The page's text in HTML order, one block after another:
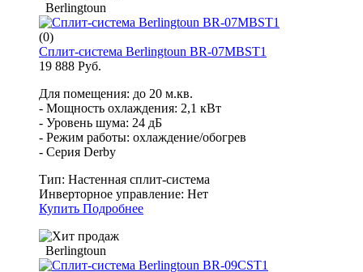
Berlingtoun
(0)
Сплит-система Berlingtoun BR-07MBST1
19 888 Руб.
Для помещения: до 20 м.кв.
- Мощность охлаждения: 2,1 кВт
- Уровень шума: 24 дБ
- Режим работы: охлаждение/обогрев
- Серия Derby
Тип: Настенная сплит-система
Инверторное управление: Нет
Купить Подробнее
Berlingtoun